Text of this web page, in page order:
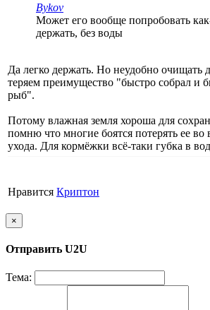
Bykov
Может его вообще попробовать
держать, без воды
Да легко держать. Но неудобно очищать
теряем преимущество "быстро собрал и
рыб".
Потому влажная земля хороша для
помню что многие боятся потерять ее во
ухода. Для кормёжки всё-таки губка в
Нравится Криптон
×
Отправить U2U
Тема: